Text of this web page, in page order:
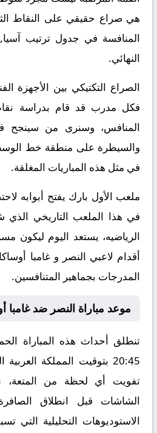
هي صراع حقيقي على النقاط
النهائي.
الصراع التكتيكي بين الأجهزة
فكل مدرب قد قام بدراسة
المنافس، وسنرى من
والسيطرة على منطقة خط الوسط
في مثل هذه المباريات المغلقة.
ملعب الأول بارك يفتح أبوابه
في هذا الملعب التاريخي الذي
الرياضيه، يستعد اليوم ليكون
أقدام لاعبي النصر و غامبا
المدرجات بجماهير المتنافسين.
موعد مباراة النصر ضد غامبا
تنطلق أحداث هذه المباراة
20:45 بتوقيت المملكة
تفويت أي لحظة من المتعة،
الشاشات قبل انطلاق
الاستوديوهات التحليلية التي